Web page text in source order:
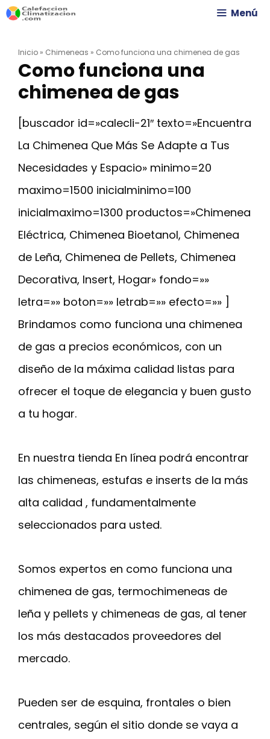
Saltar
contenido
Menú
Inicio » Chimeneas » Como funciona una chimenea de gas
Como funciona una
chimenea de gas
[buscador id=»calecli-21″ texto=»Encuentra
La Chimenea Que Más Se Adapte a Tus
Necesidades y Espacio» minimo=20
maximo=1500 inicialminimo=100
inicialmaximo=1300 productos=»Chimenea
Eléctrica, Chimenea Bioetanol, Chimenea
de Leña, Chimenea de Pellets, Chimenea
Decorativa, Insert, Hogar» fondo=»»
letra=»» boton=»» letrab=»» efecto=»» ]
Brindamos como funciona una chimenea
de gas a precios económicos, con un
diseño de la máxima calidad listas para
ofrecer el toque de elegancia y buen gusto
a tu hogar.
En nuestra tienda En línea podrá encontrar
las chimeneas, estufas e inserts de la más
alta calidad , fundamentalmente
seleccionados para usted.
Somos expertos en como funciona una
chimenea de gas, termochimeneas de
leña y pellets y chimeneas de gas, al tener
los más destacados proveedores del
mercado.
Pueden ser de esquina, frontales o bien
centrales, según el sitio donde se vaya a